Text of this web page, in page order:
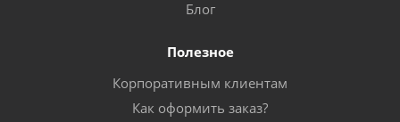
Блог
Полезное
Корпоративным клиентам
Как оформить заказ?